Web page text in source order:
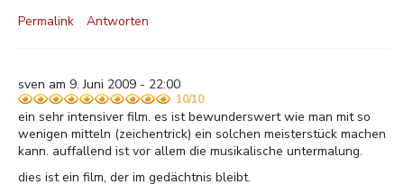
Permalink
Antworten
sven am 9. Juni 2009 - 22:00
10/10
ein sehr intensiver film. es ist bewunderswert wie man mit so
wenigen mitteln (zeichentrick) ein solchen meisterstück machen
kann. auffallend ist vor allem die musikalische untermalung.
dies ist ein film, der im gedächtnis bleibt.